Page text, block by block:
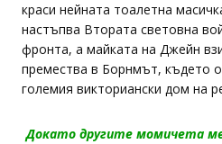
краси нейната тоалетна
настъпва Втората световна
фронта, а майката на Джейн
премества в Борнмът, където
големия викториански дом на
Докато другите момичета